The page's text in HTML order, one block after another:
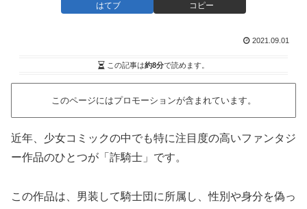
はてブ コピー
2021.09.01
この記事は約8分で読めます。
このページにはプロモーションが含まれています。
近年、少女コミックの中でも特に注目度の高いファンタジ
ー作品のひとつが「詐騎士」です。
この作品は、男装して騎士団に所属し、性別や身分を偽っ